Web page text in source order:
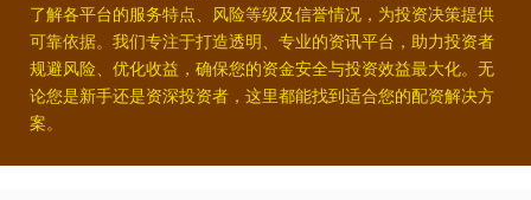
了解各平台的服务特点、风险等级及信誉情况，为投资决策提供
可靠依据。我们专注于打造透明、专业的资讯平台，助力投资者
规避风险、优化收益，确保您的资金安全与投资效益最大化。无
论您是新手还是资深投资者，这里都能找到适合您的配资解决方
案。